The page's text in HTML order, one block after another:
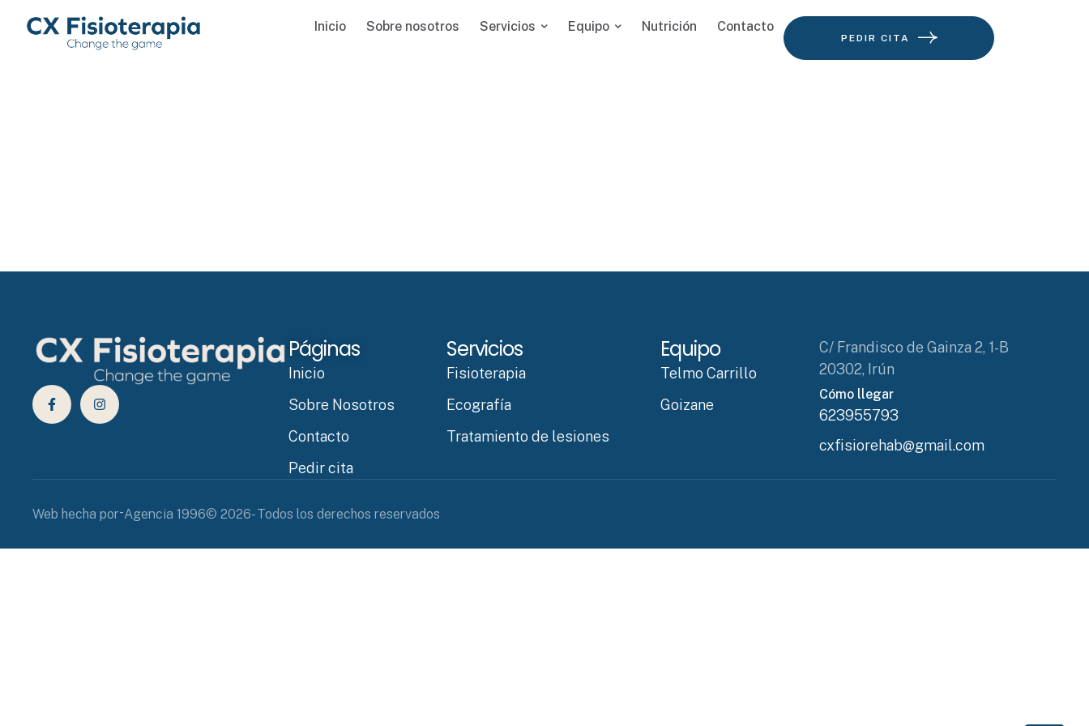
Inicio Sobre nosotros Servicios Equipo Nutrición Contacto
PEDIR CITA
Páginas
Inicio
Sobre Nosotros
Contacto
Pedir cita
Servicios
Fisioterapia
Ecografía
Tratamiento de lesiones
Equipo
Telmo Carrillo
Goizane
C/ Frandisco de Gainza 2, 1-B
20302, Irún
Cómo llegar
623955793
cxfisiorehab@gmail.com
Web hecha por-Agencia 1996© 2026- Todos los derechos reservados